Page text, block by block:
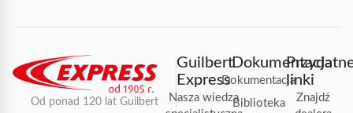
Od ponad 120 lat Guilbert
Guilbert
Express
Nasza wiedza
Dokumentacja
Dokumentacja
Biblioteka
linki
Znajdź